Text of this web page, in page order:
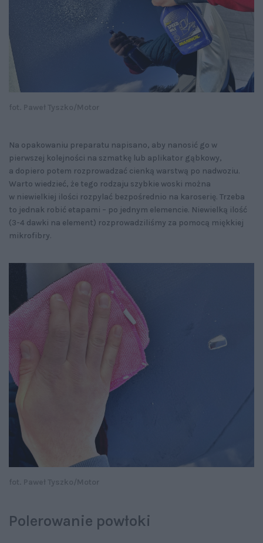
Na opakowaniu preparatu napisano, aby nanosić go w
pierwszej kolejności na szmatkę lub aplikator gąbkowy,
a dopiero potem rozprowadzać cienką warstwą po nadwoziu.
Warto wiedzieć, że tego rodzaju szybkie woski można
w niewielkiej ilości rozpylać bezpośrednio na karoserię. Trzeba
to jednak robić etapami – po jednym elemencie. Niewielką ilość
(3-4 dawki na element) rozprowadziliśmy za pomocą miękkiej
mikrofibry.
Polerowanie powłoki